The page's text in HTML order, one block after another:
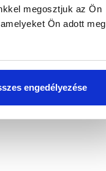
megosztjuk az Ön
Ön adott meg
engedélyezése